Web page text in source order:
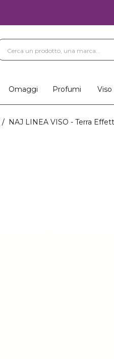
Omaggi Profumi Viso
NAJ LINEA VISO - Terra